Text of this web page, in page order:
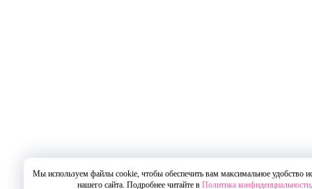
Мы используем файлы cookie, чтобы обеспечить вам максимальное удобство
нашего сайта. Подробнее читайте в Политика конфиденциальности.